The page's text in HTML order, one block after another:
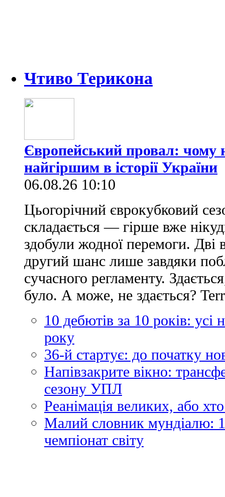
Чтиво Терикона
Європейський провал: чому
найгіршим в історії України
06.08.26 10:10
Цьогорічний єврокубковий
складається — гірше вже
здобули жодної перемоги.
другий шанс лише завдяки
сучасного регламенту.
було. А може, не здається?
10 дебютів за 10 років:
року
36-й стартує: до початку
Напівзакрите вікно:
сезону УПЛ
Реанімація великих, або
Малий словник мундіалю:
чемпіонат світу